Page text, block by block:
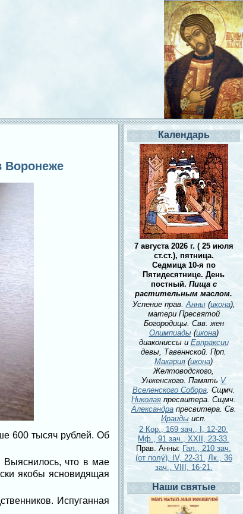
Воронеже
600 тысяч рублей. Об
Выяснилось, что в мае
якобы ясновидящая
Испуганная
Календарь
7 августа 2026 г. ( 25 июля
ст.ст.), пятница.
Седмица 10-я по
Пятидесятнице. День
постный. Пища с
растительным маслом.
Успение прав.Анны(икона),
матери Пресвятой
Богородицы. Свв. жен
Олимпиады(икона)
диакониссы и Евпраксии
девы, Тавеннской. Прп.
Макария (икона)
Желтоводского,
Унженского. Память V
Вселенского Собора. Сщмч.
Николая пресвитера. Сщмч.
Александрапресвитера. Св.
Ираиды исп.
2 Кор., 169 зач., I, 12-20.
Мф., 91 зач., XXII, 23-33.
Прав. Анны: Гал., 210 зач.
(от полу́), IV, 22-31. Лк., 36
зач., VIII, 16-21.
Наши святые